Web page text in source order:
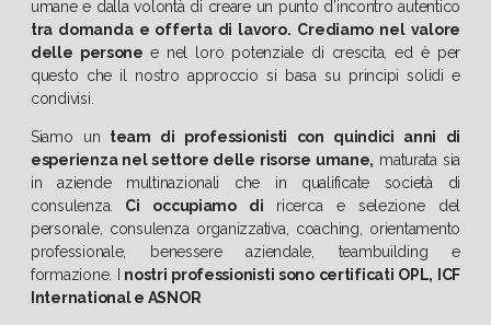
umane e dalla volontà di creare un punto d’incontro autentico
tra domanda e offerta di lavoro. Crediamo nel valore
delle personee nel loro potenziale di crescita, ed è per
questo che il nostro approccio si basa su principi solidi e
condivisi.
Siamo un team di professionisti con quindici anni di
esperienza nel settore delle risorse umane, maturata sia
in aziende multinazionali che in qualificate società di
consulenza.
Ci occupiamo di ricerca e selezione del
personale, consulenza organizzativa, coaching, orientamento
professionale, benessere aziendale, teambuilding e
formazione. I
nostri professionisti sono certificati OPL, ICF
International e ASNOR